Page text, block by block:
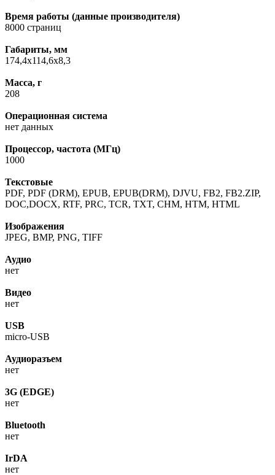
Время работы (данные производителя)
8000 страниц
Габариты, мм
174,4х114,6х8,3
Масса, г
208
Операционная система
нет данных
Процессор, частота (МГц)
1000
Текстовые
PDF, PDF (DRM), EPUB, EPUB(DRM), DJVU, FB2, FB2.ZIP,
DOC,DOCX, RTF, PRC, TCR, TXT, CHM, HTM, HTML
Изображения
JPEG, BMP, PNG, TIFF
Аудио
нет
Видео
нет
USB
micro-USB
Аудиоразъем
нет
3G (EDGE)
нет
Bluetooth
нет
IrDA
нет